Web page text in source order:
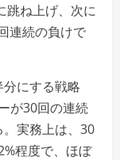
跳ね上げ、次に
連続の負けで
にする戦略
が30回の連続
実務上は、30
程度で、ほぼ